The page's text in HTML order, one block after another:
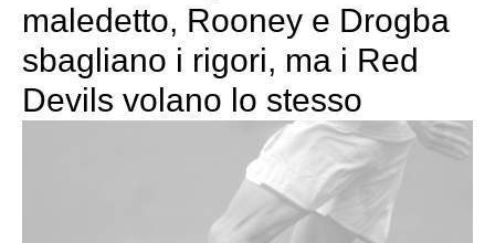
maledetto, Rooney e Drogba
sbagliano i rigori, ma i Red
Devils volano lo stesso